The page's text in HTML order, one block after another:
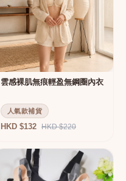
雲感裸肌無痕輕盈無鋼圈內衣
人氣款補貨
HKD $132 HKD $220